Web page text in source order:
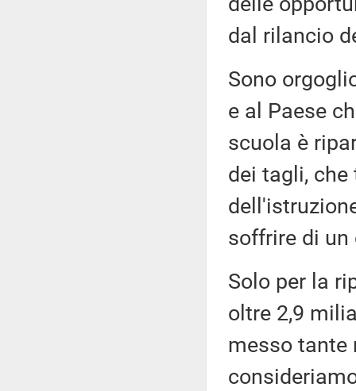
dal rilancio
Sono
e al Paese
scuola è
dei tagli,
soffrire di
Solo per la
oltre 2,9
messo tante